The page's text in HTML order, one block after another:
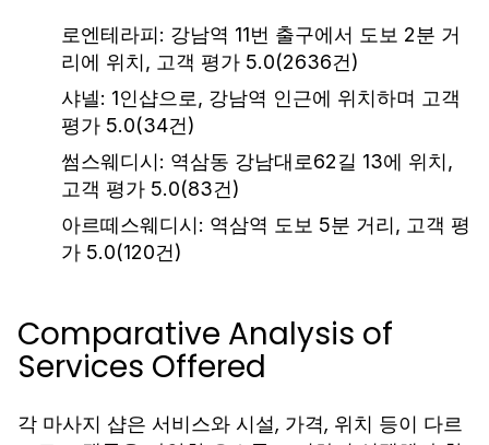
로엔테라피: 강남역 11번 출구에서 도보 2분 거
리에 위치, 고객 평가 5.0(2636건)
샤넬: 1인샵으로, 강남역 인근에 위치하며 고객
평가 5.0(34건)
썸스웨디시: 역삼동 강남대로62길 13에 위치,
고객 평가 5.0(83건)
아르떼스웨디시: 역삼역 도보 5분 거리, 고객 평
가 5.0(120건)
Comparative Analysis of
Services Offered
각 마사지 샵은 서비스와 시설, 가격, 위치 등이 다르